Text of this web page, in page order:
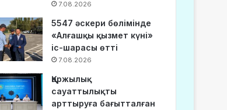
7.08.2026
5547 әскери бөлімінде
«Алғашқы қызмет күні»
іс-шарасы өтті
7.08.2026
Қаржылық
сауаттылықты
арттыруға бағытталған